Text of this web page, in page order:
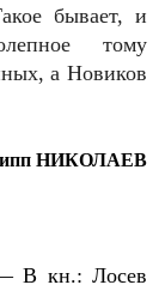
бывает, и
тому
а Новиков
НИКОЛАЕВ
В кн.: Лосев